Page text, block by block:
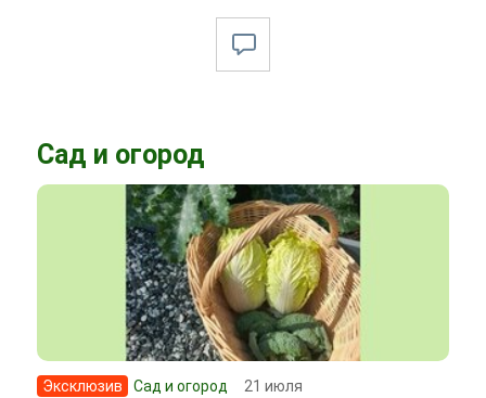
Сад и огород
Эксклюзив Сад и огород 21 июля